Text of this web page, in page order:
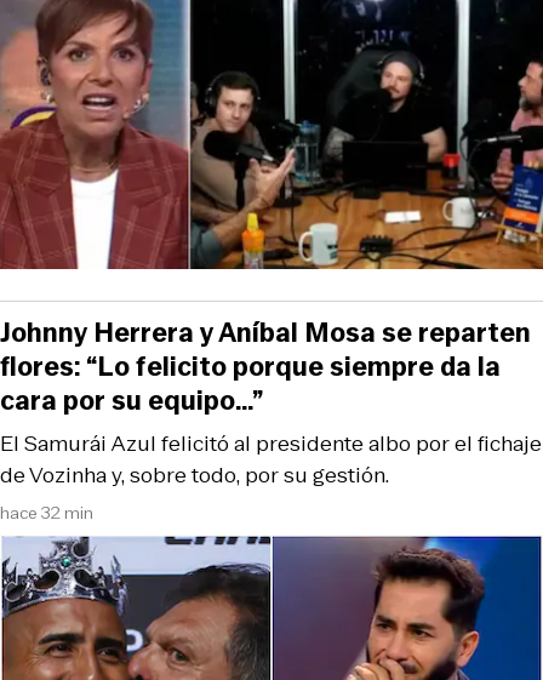
hace 32 min
El Samurái Azul felicitó al presidente albo por el fichaje
de Vozinha y, sobre todo, por su gestión.
Johnny Herrera y Aníbal Mosa se reparten
flores: “Lo felicito porque siempre da la
cara por su equipo…”